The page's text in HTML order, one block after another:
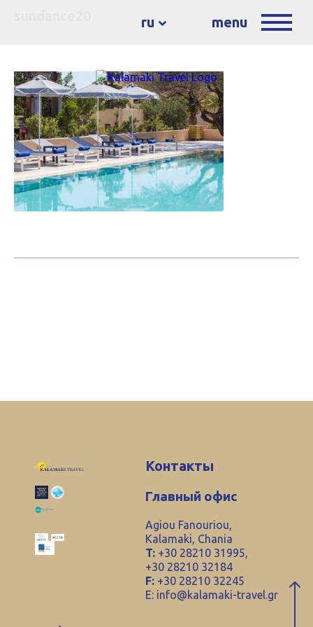
ru menu
Контакты
Главный офис
Agiou Fanouriou,
Kalamaki, Chania
T: +30 28210 31995,
+30 28210 32184
F: +30 28210 32245
E: info@kalamaki-travel.gr